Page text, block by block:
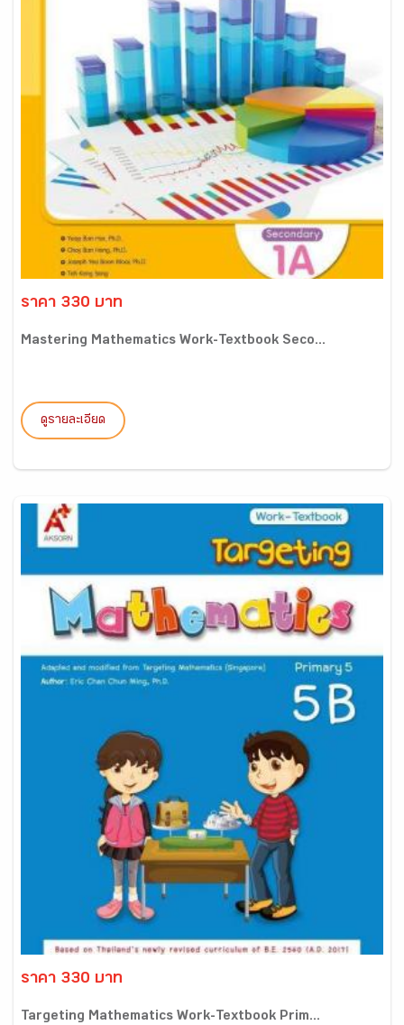
ราคา 330 บาท
Mastering Mathematics Work-Textbook Seco...
ดูรายละเอียด
ราคา 330 บาท
Targeting Mathematics Work-Textbook Prim...